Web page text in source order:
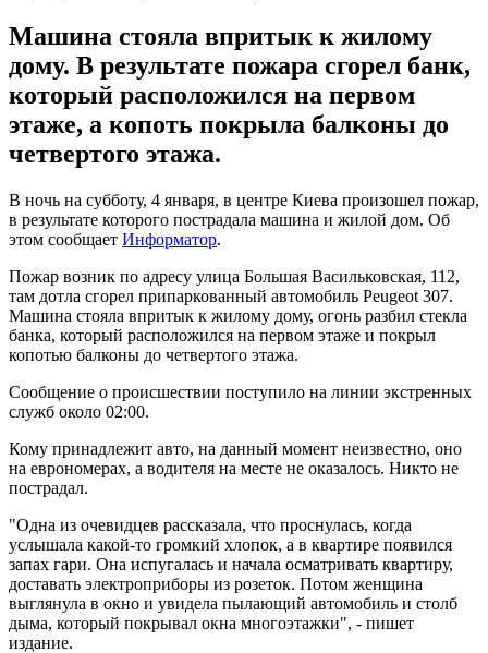
Машина стояла впритык к жилому
дому. В результате пожара сгорел банк,
который расположился на первом
этаже, а копоть покрыла балконы до
четвертого этажа.
В ночь на субботу, 4 января, в центре Киева произошел пожар,
в результате которого пострадала машина и жилой дом. Об
этом сообщает Информатор.
Пожар возник по адресу улица Большая Васильковская, 112,
там дотла сгорел припаркованный автомобиль Peugeot 307.
Машина стояла впритык к жилому дому, огонь разбил стекла
банка, который расположился на первом этаже и покрыл
копотью балконы до четвертого этажа.
Сообщение о происшествии поступило на линии экстренных
служб около 02:00.
Кому принадлежит авто, на данный момент неизвестно, оно
на еврономерах, а водителя на месте не оказалось. Никто не
пострадал.
"Одна из очевидцев рассказала, что проснулась, когда
услышала какой-то громкий хлопок, а в квартире появился
запах гари. Она испугалась и начала осматривать квартиру,
доставать электроприборы из розеток. Потом женщина
выглянула в окно и увидела пылающий автомобиль и столб
дыма, который покрывал окна многоэтажки", - пишет
издание.